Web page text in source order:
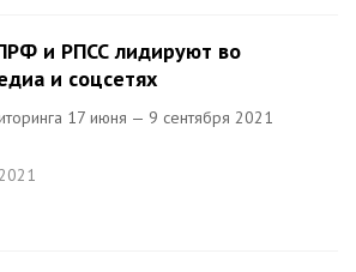
и РПСС лидируют во
и соцсетях
17 июня — 9 сентября 2021